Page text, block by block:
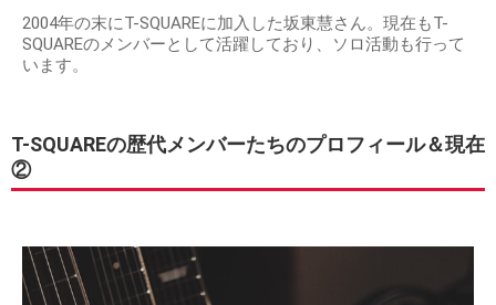
2004年の末にT-SQUAREに加入した坂東慧さん。現在もT-
SQUAREのメンバーとして活躍しており、ソロ活動も行って
います。
T-SQUAREの歴代メンバーたちのプロフィール＆現在
②